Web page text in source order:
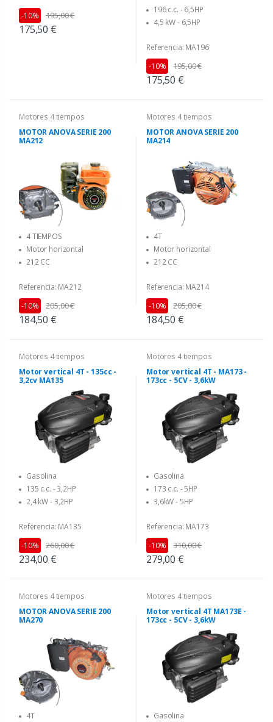
175,50 €
-10% 195,00 €
196 c.c. - 6,5HP
4,5 kW - 6,5HP
Referencia: MA196
175,50 €
-10% 195,00 €
Motores 4 tiempos
MOTOR ANOVA SERIE 200
MA212
4 TIEMPOS
Motor horizontal
212 CC
Referencia: MA212
184,50 €
-10% 205,00 €
Motores 4 tiempos
MOTOR ANOVA SERIE 200
MA214
4T
Motor horizontal
212 CC
Referencia: MA214
184,50 €
-10% 205,00 €
Motores 4 tiempos
Motor vertical 4T - 135cc -
3,2cv MA135
Gasolina
135 c.c. - 3,2HP
2,4 kW - 3,2HP
Referencia: MA135
234,00 €
-10% 260,00 €
Motores 4 tiempos
Motor vertical 4T - MA173 -
173cc - 5CV - 3,6kW
Gasolina
173 c.c. - 5HP
3,6kW - 5HP
Referencia: MA173
279,00 €
-10% 310,00 €
Motores 4 tiempos
MOTOR ANOVA SERIE 200
MA270
4T
Motores 4 tiempos
Motor vertical 4T MA173E -
173cc - 5CV - 3,6kW
Gasolina